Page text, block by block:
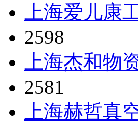
上海爱儿康
2598
上海杰和物
2581
上海赫哲真